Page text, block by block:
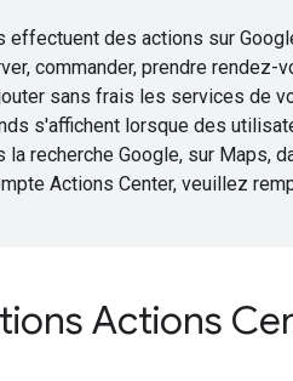
effectuent des actions sur
commander, prendre rendez-
sans frais les services de
s'affichent lorsque des
la recherche Google, sur Maps,
Actions Center, veuillez
Actions